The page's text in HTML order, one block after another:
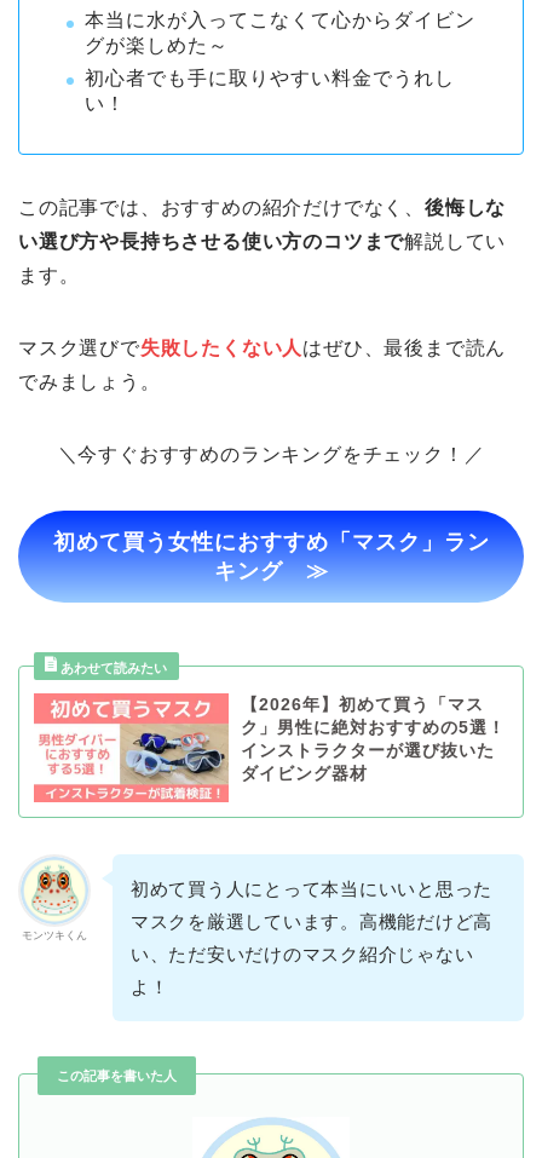
本当に水が入ってこなくて心からダイビン
グが楽しめた～
初心者でも手に取りやすい料金でうれし
い！
この記事では、おすすめの紹介だけでなく、 後悔しな
い選び方や長持ちさせる使い方のコツまで解説してい
ます。
マスク選びで失敗したくない人 はぜひ、最後まで読ん
でみましょう。
＼今すぐおすすめのランキングをチェック！／
初めて買う女性におすすめ「マスク」ラン
キング ≫
【2026年】初めて買う「マス
ク」男性に絶対おすすめの5選！
インストラクターが選び抜いた
ダイビング器材
モンツキくん
初めて買う人にとって本当にいいと思った
マスクを厳選しています。高機能だけど高
い、ただ安いだけのマスク紹介じゃない
よ！
この記事を書いた人